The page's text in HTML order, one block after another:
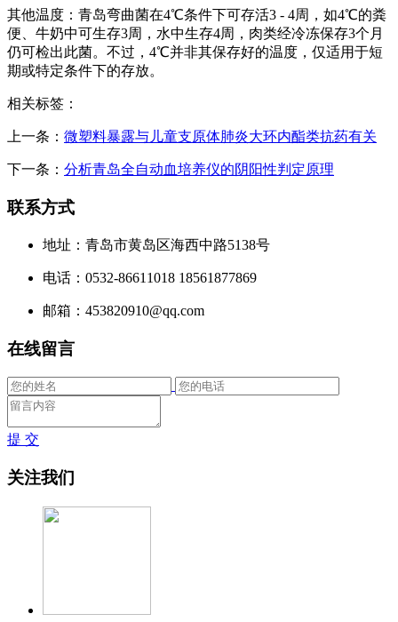
其他温度：青岛弯曲菌在4℃条件下可存活3 - 4周，如4℃的粪
便、牛奶中可生存3周，水中生存4周，肉类经冷冻保存3个月
仍可检出此菌。不过，4℃并非其保存好的温度，仅适用于短
期或特定条件下的存放。
相关标签：
上一条： 微塑料暴露与儿童支原体肺炎大环内酯类抗药有关
下一条： 分析青岛全自动血培养仪的阴阳性判定原理
联系方式
地址：青岛市黄岛区海西中路5138号
电话：0532-86611018 18561877869
邮箱：453820910@qq.com
在线留言
提 交
关注我们